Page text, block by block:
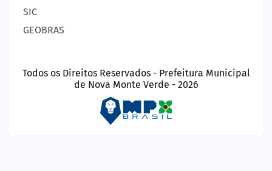
SIC
GEOBRAS
Todos os Direitos Reservados - Prefeitura Municipal
de Nova Monte Verde - 2026